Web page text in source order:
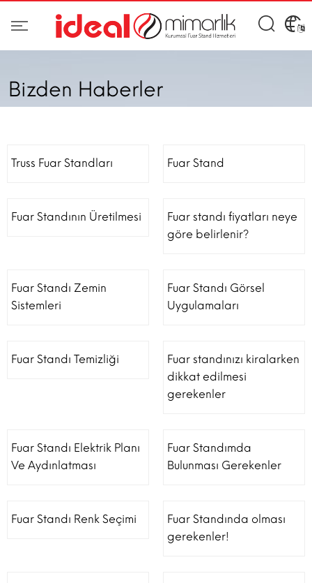
Bizden Haberler
Truss Fuar Standları Fuar Stand
Fuar Standının Üretilmesi
Fuar standı fiyatları neye
göre belirlenir?
Fuar Standı Zemin
Sistemleri
Fuar Standı Görsel
Uygulamaları
Fuar Standı Temizliği
Fuar standınızı kiralarken
dikkat edilmesi
gerekenler
Fuar Standı Elektrik Planı
Ve Aydınlatması
Fuar Standımda
Bulunması Gerekenler
Fuar Standı Renk Seçimi
Fuar Standında olması
gerekenler!